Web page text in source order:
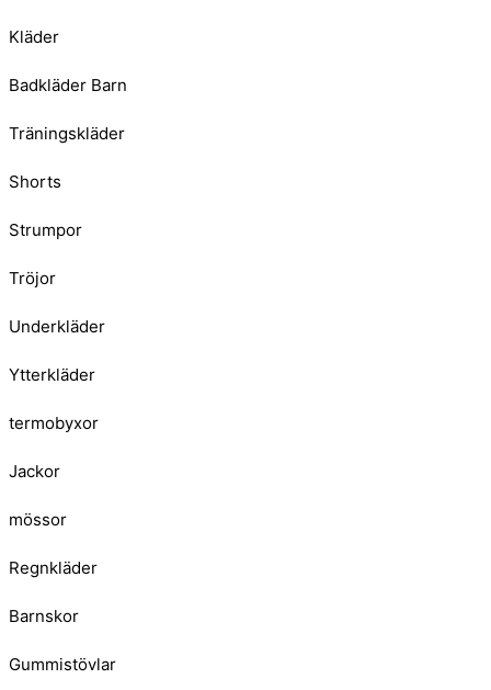
Kläder
Badkläder Barn
Träningskläder
Shorts
Strumpor
Tröjor
Underkläder
Ytterkläder
termobyxor
Jackor
mössor
Regnkläder
Barnskor
Gummistövlar